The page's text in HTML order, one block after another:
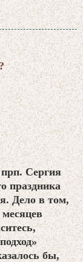
Сергия
праздника
Дело в том,
бы,